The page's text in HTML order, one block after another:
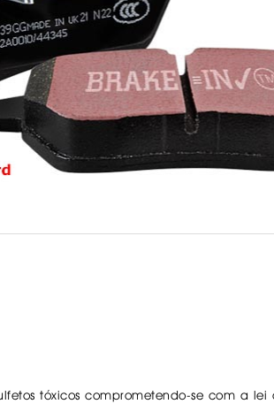
tóxicos comprometendo-se com a